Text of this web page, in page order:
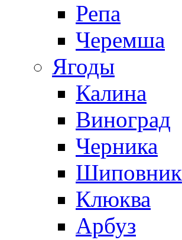
Репа
Черемша
Ягоды
Калина
Виноград
Черника
Шиповник
Клюква
Арбуз